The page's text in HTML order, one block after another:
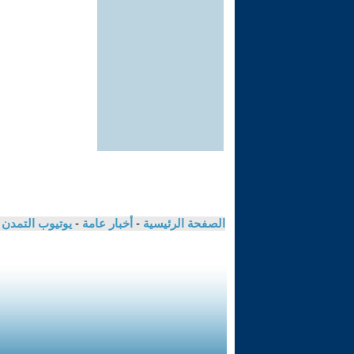
الصفحة الرئيسية - أخبار عامة - يوتيوب التمدن